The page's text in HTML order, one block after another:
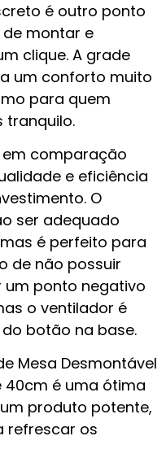
é outro ponto
montar e
clique. A grade
um conforto muito
para quem
tranquilo.
comparação
e eficiência
O
ser adequado
é perfeito para
de não possuir
ponto negativo
o ventilador é
botão na base.
Mesa Desmontável
40cm é uma ótima
produto potente,
refrescar os